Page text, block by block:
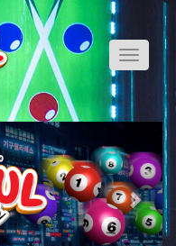
Toggle
Next